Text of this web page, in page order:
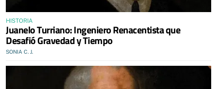
HISTORIA
Juanelo Turriano: Ingeniero Renacentista que
Desafió Gravedad y Tiempo
SONIA C. J.